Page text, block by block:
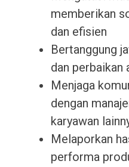
memberikan
dan efisien
Bertanggung
dan
Menjaga
dengan
karyawan
Melaporkan
performa